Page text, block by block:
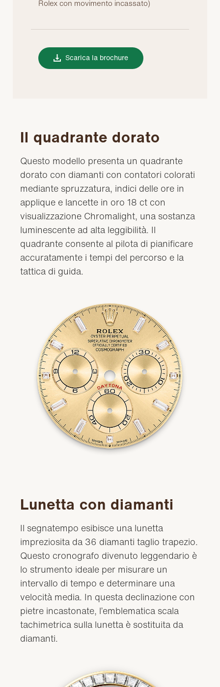
Rolex con movimento incassato)
Scarica la brochure
Il quadrante dorato
Questo modello presenta un quadrante
dorato con diamanti con contatori colorati
mediante spruzzatura, indici delle ore in
applique e lancette in oro 18 ct con
visualizzazione Chromalight, una sostanza
luminescente ad alta leggibilità. Il
quadrante consente al pilota di pianificare
accuratamente i tempi del percorso e la
tattica di guida.
Lunetta con diamanti
Il segnatempo esibisce una lunetta
impreziosita da 36 diamanti taglio trapezio.
Questo cronografo divenuto leggendario è
lo strumento ideale per misurare un
intervallo di tempo e determinare una
velocità media. In questa declinazione con
pietre incastonate, l’emblematica scala
tachimetrica sulla lunetta è sostituita da
diamanti.